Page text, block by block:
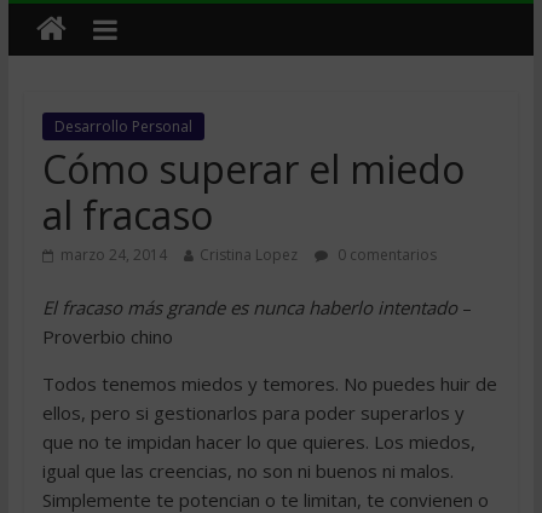
Desarrollo Personal
Cómo superar el miedo
al fracaso
marzo 24, 2014 Cristina Lopez 0 comentarios
El fracaso más grande es nunca haberlo intentado–
Proverbio chino
Todos tenemos miedos y temores. No puedes huir de
ellos, pero si gestionarlos para poder superarlos y
que no te impidan hacer lo que quieres. Los miedos,
igual que las creencias, no son ni buenos ni malos.
Simplemente te potencian o te limitan, te convienen o